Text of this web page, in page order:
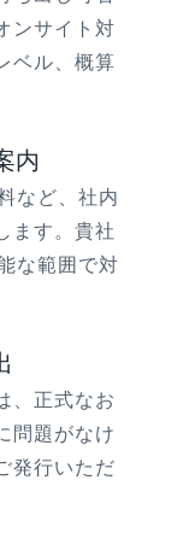
ンサイト対
ベル、概算
内
など、社内
ます。貴社
な範囲で対
、正式なお
問題がなけ
発行いただ